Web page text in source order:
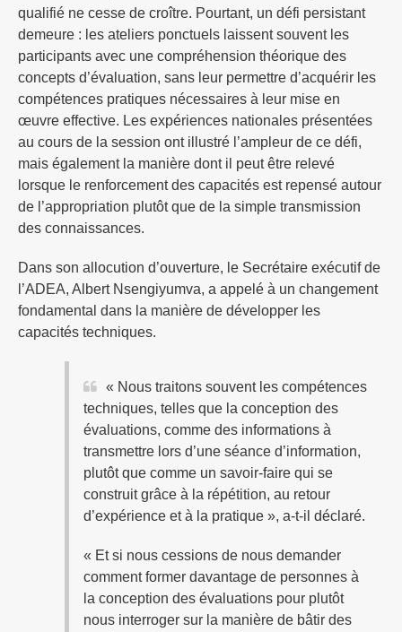
qualifié ne cesse de croître. Pourtant, un défi persistant
demeure : les ateliers ponctuels laissent souvent les
participants avec une compréhension théorique des
concepts d’évaluation, sans leur permettre d’acquérir les
compétences pratiques nécessaires à leur mise en
œuvre effective. Les expériences nationales présentées
au cours de la session ont illustré l’ampleur de ce défi,
mais également la manière dont il peut être relevé
lorsque le renforcement des capacités est repensé autour
de l’appropriation plutôt que de la simple transmission
des connaissances.
Dans son allocution d’ouverture, le Secrétaire exécutif de
l’ADEA, Albert Nsengiyumva, a appelé à un changement
fondamental dans la manière de développer les
capacités techniques.
« Nous traitons souvent les compétences
techniques, telles que la conception des
évaluations, comme des informations à
transmettre lors d’une séance d’information,
plutôt que comme un savoir-faire qui se
construit grâce à la répétition, au retour
d’expérience et à la pratique », a-t-il déclaré.
« Et si nous cessions de nous demander
comment former davantage de personnes à
la conception des évaluations pour plutôt
nous interroger sur la manière de bâtir des